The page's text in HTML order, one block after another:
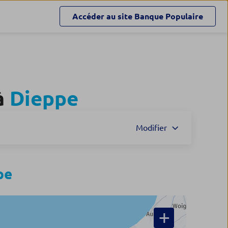
Accéder au site Banque Populaire
Dieppe
Modifier
+